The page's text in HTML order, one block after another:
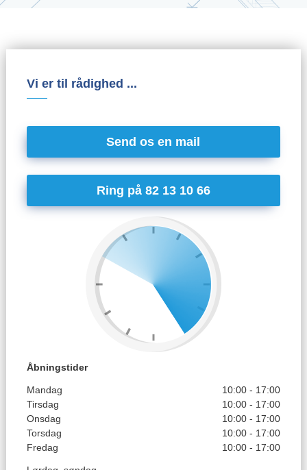
Vi er til rådighed ...
Send os en mail
Ring på 82 13 10 66
Åbningstider
Mandag
10:00 - 17:00
Tirsdag
10:00 - 17:00
Onsdag
10:00 - 17:00
Torsdag
10:00 - 17:00
Fredag
10:00 - 17:00